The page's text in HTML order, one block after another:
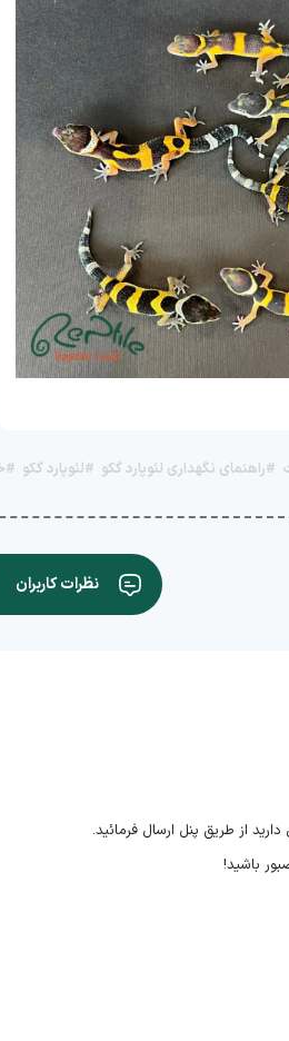
#راهنمای نگهداری لئوپارد گکو #لئوپارد گکو
نظرات کاربران
از طریق پنل ارسال فرمائید.
باشید!